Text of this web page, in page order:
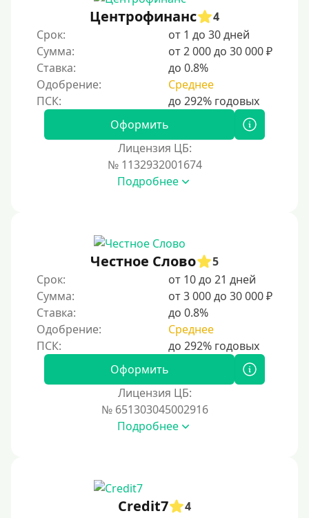
Моментум (Momentum)
Через систему Контакт (Contact)
Золотая Корона
Через систему быстрых платежей СБП
Способы получения
Без активации сервиса
Без участия банков
Без посещения офиса
В офисе
В ломбарде
Роботы займов
Онлайн на карту в Telegram
Без списания денег с карты
Денежным переводом
На электронный кошелек
Без привязки карты
Центрофинанс
4
Срок:
от 1 до 30 дней
Сумма:
от 2 000 до 30 000 ₽
Ставка:
до 0.8%
Одобрение:
Среднее
Оформить
Лицензия ЦБ:
№ 1132932001674
Подробнее
Честное Слово
5
Срок:
от 10 до 21 дней
Сумма:
от 3 000 до 30 000 ₽
Ставка:
до 0.8%
Одобрение:
Среднее
Оформить
Лицензия ЦБ:
№ 651303045002916
Подробнее
Credit7
4